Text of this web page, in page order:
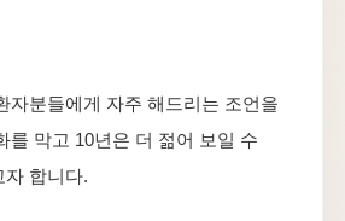
자분들에게 자주 해드리는 조언을
를 막고 10년은 더 젊어 보일 수
자 합니다.